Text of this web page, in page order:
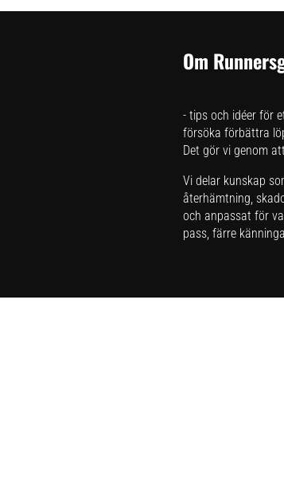
Om
- tips och idéer för
försöka förbättra
Det gör vi genom
Vi delar kunskap
återhämtning,
och anpassat för
pass, färre